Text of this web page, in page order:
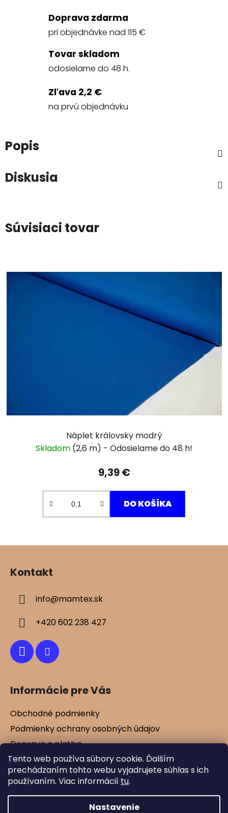
Tento web používa súbory cookie. Ďalším
prechádzaním tohto webu vyjadrujete súhlas s ich
používaním. Viac informácií tu.
Nastavenie
Doprava zdarma
pri objednávke nad 115 €
Tovar skladom
odosielame do 48 h.
Zľava 2,2 €
na prvú objednávku
Popis
Diskusia
Súvisiaci tovar
Náplet královsky modrý
Skladom (2,6 m)
9,39 €
DO KOŠÍKA
Kontakt
info@mamtex.sk
+420 602 238 427
Informácie pre Vás
Obchodné podmienky
Podmienky ochrany osobných údajov
Doprava a platba
Kontakty
Vernostné zľavy